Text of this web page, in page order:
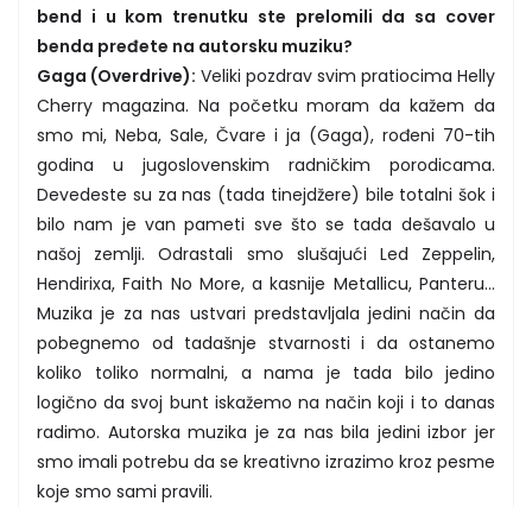
bend i u kom trenutku ste prelomili da sa cover
benda pređete na autorsku muziku?
Gaga (Overdrive): Veliki pozdrav svim pratiocima Helly
Cherry magazina. Na početku moram da kažem da
smo mi, Neba, Sale, Čvare i ja (Gaga), rođeni 70-tih
godina u jugoslovenskim radničkim porodicama.
Devedeste su za nas (tada tinejdžere) bile totalni šok i
bilo nam je van pameti sve što se tada dešavalo u
našoj zemlji. Odrastali smo slušajući Led Zeppelin,
Hendirixa, Faith No More, a kasnije Metallicu, Panteru…
Muzika je za nas ustvari predstavljala jedini način da
pobegnemo od tadašnje stvarnosti i da ostanemo
koliko toliko normalni, a nama je tada bilo jedino
logično da svoj bunt iskažemo na način koji i to danas
radimo. Autorska muzika je za nas bila jedini izbor jer
smo imali potrebu da se kreativno izrazimo kroz pesme
koje smo sami pravili.